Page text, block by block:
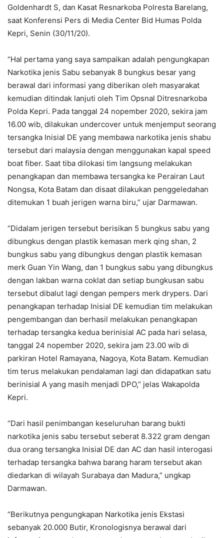
Goldenhardt S, dan Kasat Resnarkoba Polresta Barelang,
saat Konferensi Pers di Media Center Bid Humas Polda
Kepri, Senin (30/11/20).
“Hal pertama yang saya sampaikan adalah pengungkapan
Narkotika jenis Sabu sebanyak 8 bungkus besar yang
berawal dari informasi yang diberikan oleh masyarakat
kemudian ditindak lanjuti oleh Tim Opsnal Ditresnarkoba
Polda Kepri. Pada tanggal 24 nopember 2020, sekira jam
16.00 wib, dilakukan undercover untuk menjemput seorang
tersangka Inisial DE yang membawa narkotika jenis shabu
tersebut dari malaysia dengan menggunakan kapal speed
boat fiber. Saat tiba dilokasi tim langsung melakukan
penangkapan dan membawa tersangka ke Perairan Laut
Nongsa, Kota Batam dan disaat dilakukan penggeledahan
ditemukan 1 buah jerigen warna biru,” ujar Darmawan.
“Didalam jerigen tersebut berisikan 5 bungkus sabu yang
dibungkus dengan plastik kemasan merk qing shan, 2
bungkus sabu yang dibungkus dengan plastik kemasan
merk Guan Yin Wang, dan 1 bungkus sabu yang dibungkus
dengan lakban warna coklat dan setiap bungkusan sabu
tersebut dibalut lagi dengan pempers merk drypers. Dari
penangkapan terhadap Inisial DE kemudian tim melakukan
pengembangan dan berhasil melakukan penangkapan
terhadap tersangka kedua berinisial AC pada hari selasa,
tanggal 24 nopember 2020, sekira jam 23.00 wib di
parkiran Hotel Ramayana, Nagoya, Kota Batam. Kemudian
tim terus melakukan pendalaman lagi dan didapatkan satu
berinisial A yang masih menjadi DPO,” jelas Wakapolda
Kepri.
“Dari hasil penimbangan keseluruhan barang bukti
narkotika jenis sabu tersebut seberat 8.322 gram dengan
dua orang tersangka Inisial DE dan AC dan hasil interogasi
terhadap tersangka bahwa barang haram tersebut akan
diedarkan di wilayah Surabaya dan Madura,” ungkap
Darmawan.
“Berikutnya pengungkapan Narkotika jenis Ekstasi
sebanyak 20.000 Butir, Kronologisnya berawal dari